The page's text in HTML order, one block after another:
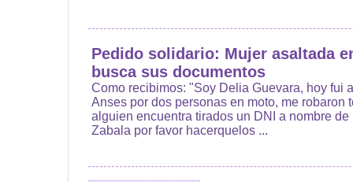
Pedido solidario: Mujer asaltada
busca sus documentos
Como recibimos: "Soy Delia Guevara, hoy fui
Anses por dos personas en moto, me robaron
alguien encuentra tirados un DNI a nombre
Zabala por favor hacerquelos ...